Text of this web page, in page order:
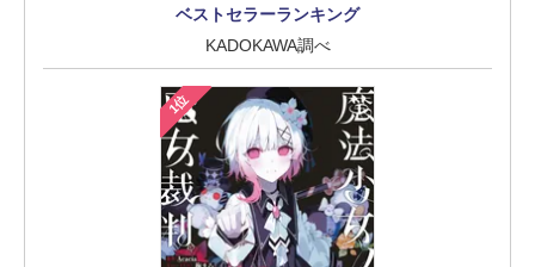
ベストセラーランキング
KADOKAWA調べ
1位